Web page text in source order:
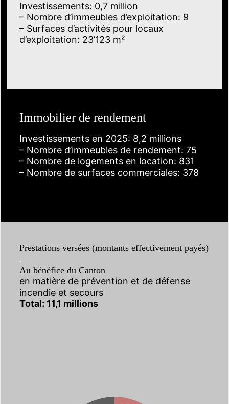
Immobilier de rendement
Investissements en 2025: 8,2 millions
– Nombre d’immeubles de rendement: 75
– Nombre de logements en location: 831
– Nombre de surfaces commerciales: 378
Investissements: 0,7 million
– Nombre d’immeubles d’exploitation: 9
– Surfaces d’activités pour locaux
d’exploitation: 23’123 m²
Prestations versées (montants effectivement payés)
.
Au bénéfice du Canton
en matière de prévention et de défense
incendie et secours
Total: 11,1 millions